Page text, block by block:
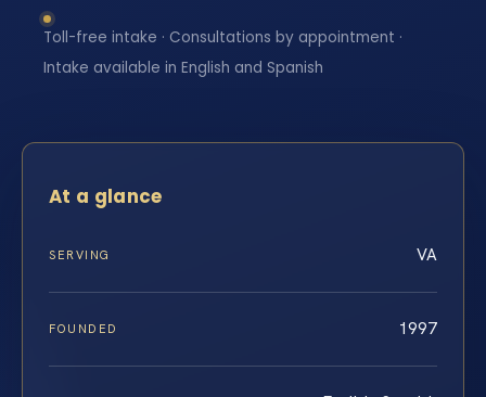
Toll-free intake · Consultations by appointment ·
Intake available in English and Spanish
At a glance
SERVING VA
FOUNDED 1997